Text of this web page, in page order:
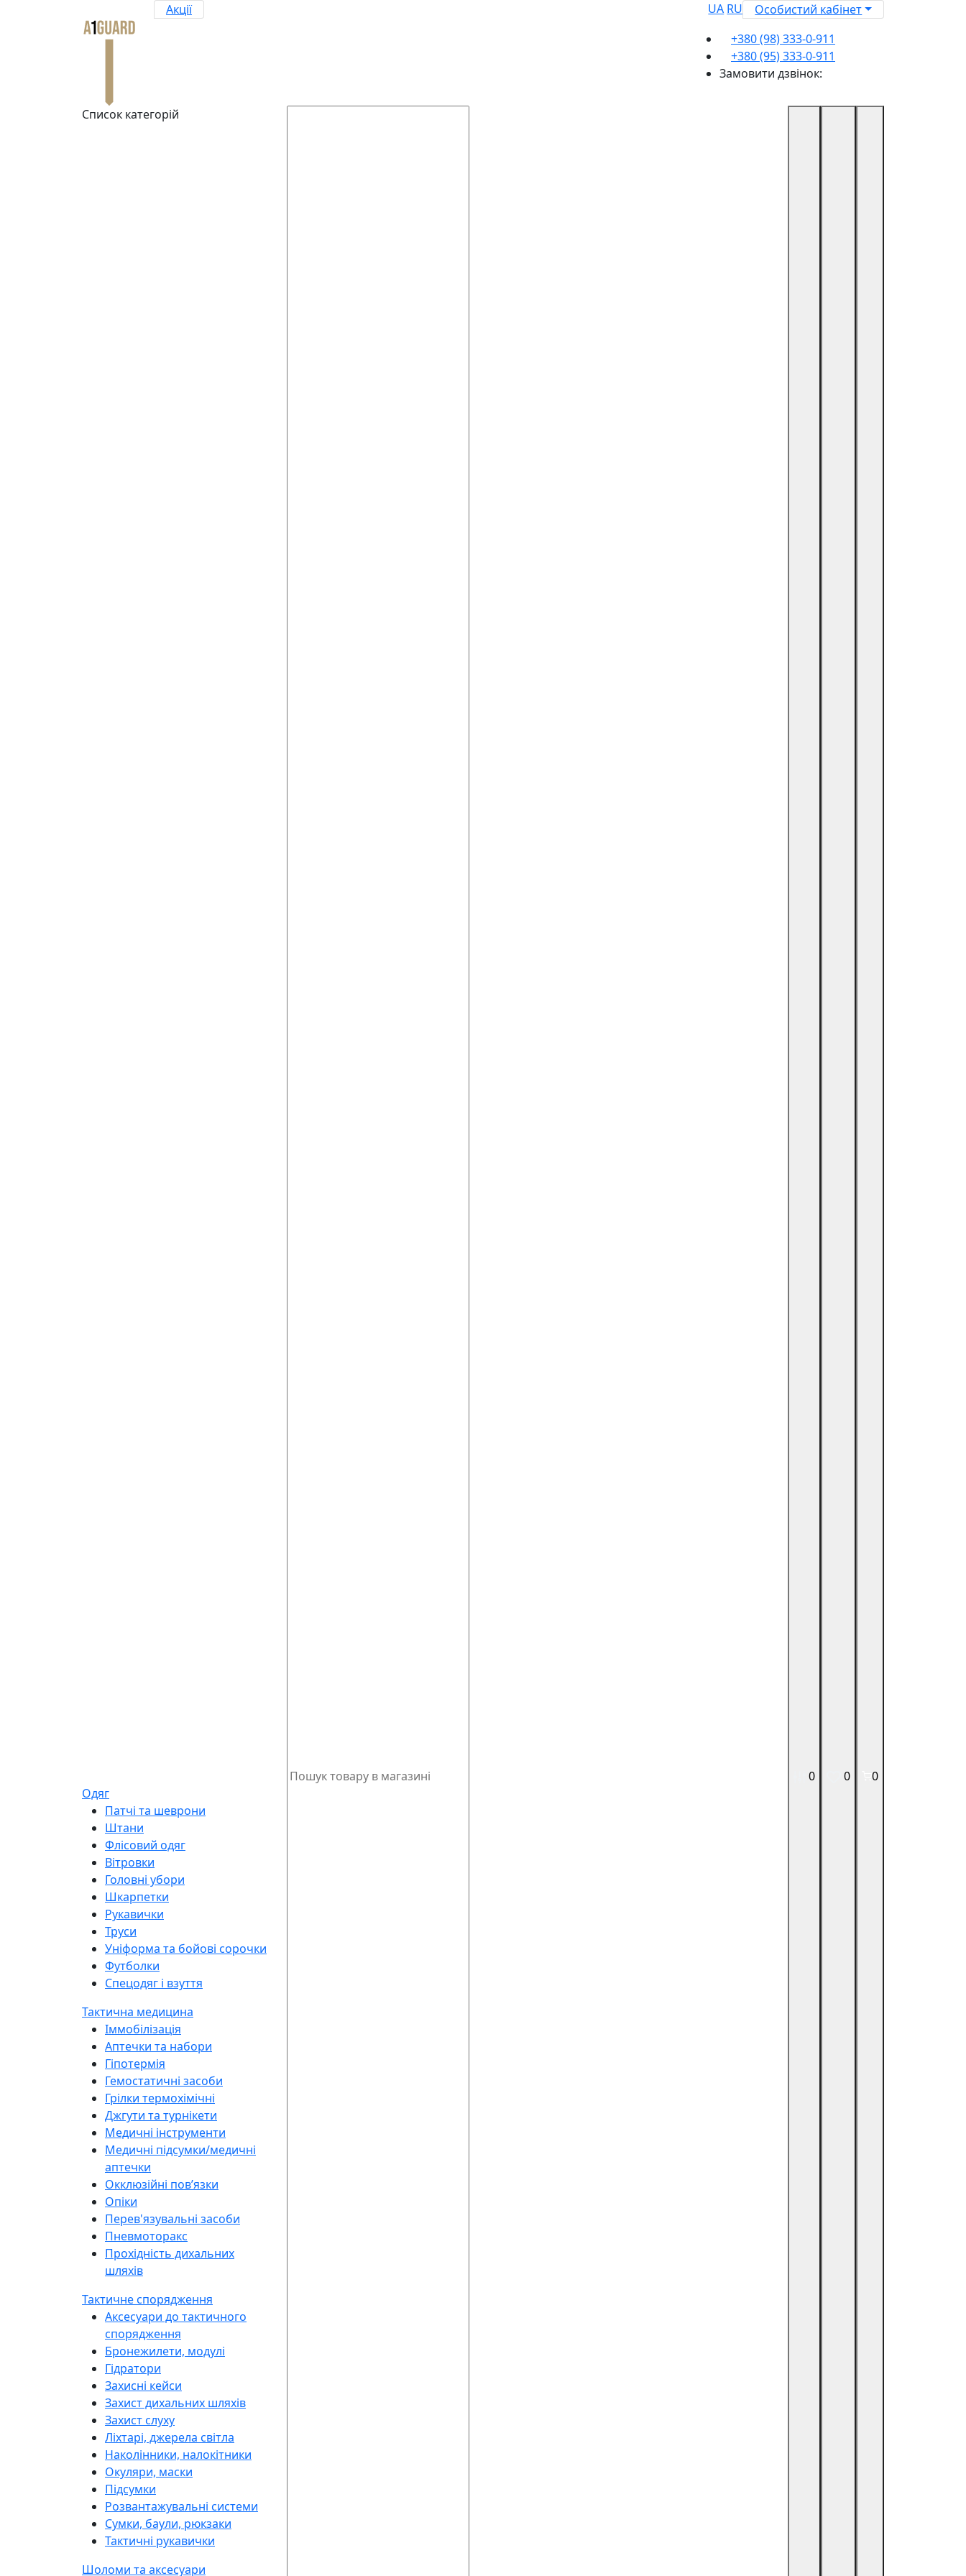
Акції UA RU
Особистий кабінет
+380 (98) 333-0-911
+380 (95) 333-0-911
Замовити дзвінок:
Список категорій
Одяг
Патчі та шеврони
Штани
Флісовий одяг
Вітровки
Головні убори
Шкарпетки
Рукавички
Труси
Уніформа та бойові сорочки
Футболки
Спецодяг і взуття
Тактична медицина
Іммобілізація
Аптечки та набори
Гіпотермія
Гемостатичні засоби
Грілки термохімічні
Джгути та турнікети
Медичні інструменти
Медичні підсумки/медичні
аптечки
Окклюзійні повʼязки
Опіки
Перев'язувальні засоби
Пневмоторакс
Прохідність дихальних
шляхів
Тактичне спорядження
Аксесуари до тактичного
спорядження
Бронежилети, модулі
Гідратори
Захисні кейси
Захист дихальних шляхів
Захист слуху
Ліхтарі, джерела світла
Наколінники, налокітники
Окуляри, маски
Підсумки
Розвантажувальні системи
Сумки, баули, рюкзаки
Тактичні рукавички
Шоломи та аксесуари
0 0 0